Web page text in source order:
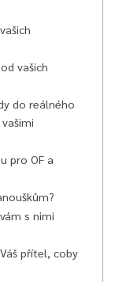
vašich
do reálného
pro OF a
s nimi
přítel, coby